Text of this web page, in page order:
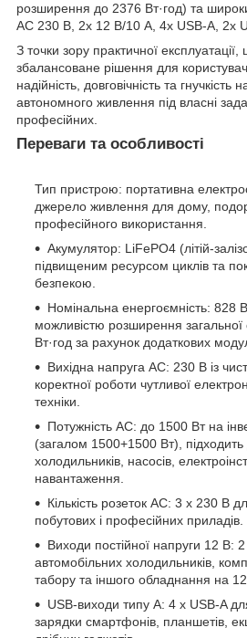
розширення до 2376 Вт·год) та
AC 230 В, 2x 12 В/10 А, 4x USB-A, 2x
З точки зору практичної експлуатації,
збалансоване рішення для
надійність, довговічність та гнучкість
автономного живлення під власні
професійних.
Переваги та особливості
Тип пристрою: портативна
джерело живлення для дому,
професійного використання.
Акумулятор: LiFePO4 (літій-
підвищеним ресурсом циклів та
безпекою.
Номінальна енергоємність: 828
можливістю розширення загальної
Вт·год за рахунок додаткових
Вихідна напруга AC: 230 В із
коректної роботи чутливої
техніки.
Потужність AC: до 1500 Вт на
(загалом 1500+1500 Вт),
холодильників, насосів,
навантаження.
Кількість розеток AC: 3 x 230 В
побутових і професійних приладів.
Виходи постійної напруги 12 В:
автомобільних холодильників,
табору та іншого обладнання на
USB-виходи типу A: 4 x USB-A
зарядки смартфонів, планшетів,